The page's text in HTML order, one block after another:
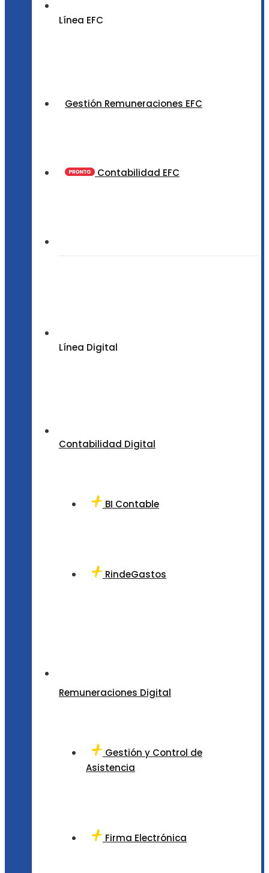
Línea EFC
Gestión Remuneraciones EFC
Contabilidad EFC
Línea Digital
Contabilidad Digital
BI Contable
RindeGastos
Remuneraciones Digital
Gestión y Control de
Asistencia
Firma Electrónica